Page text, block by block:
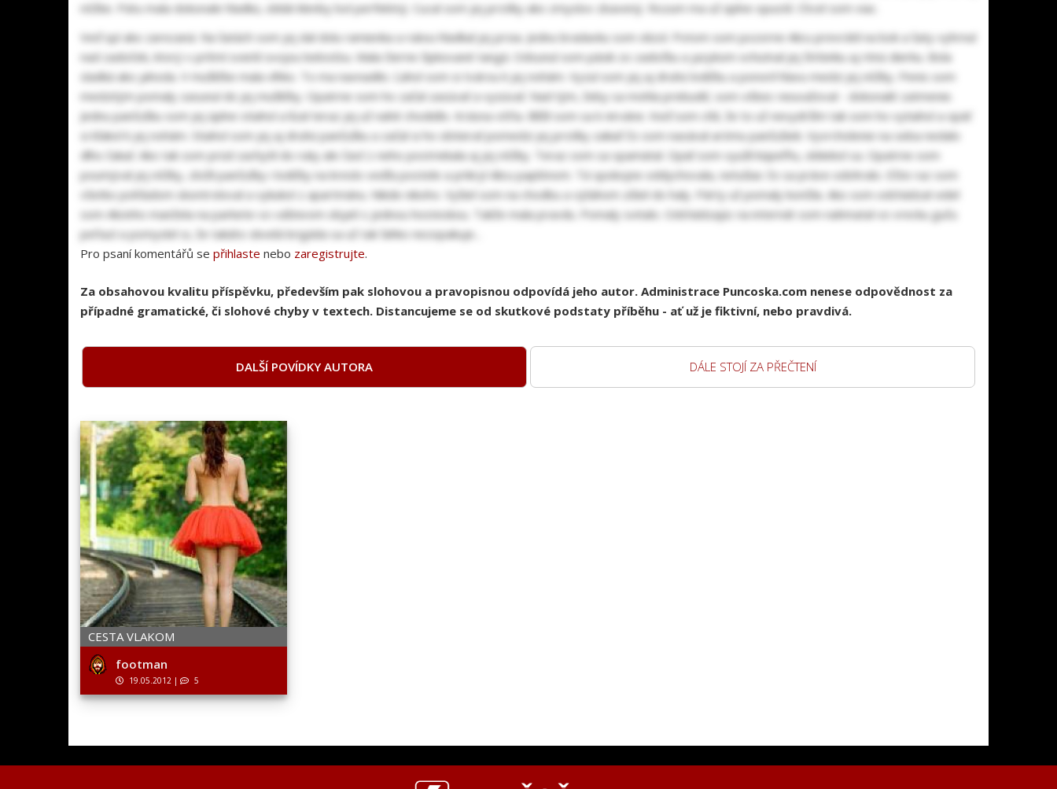
nôžke. Pätu mala dokonale hladkú, oblúk klenby bol perfektný. Cucal som jej prstíky ako zmyslov zbavený. Rozum ma už úplne opustil. Chcel som viac.
Veď spí ako zarezaná. Na šatách som jej dal dolu ramienka a rukou hladkal jej prsia. Jednu bradavku som olizol. Potom som pozorne Alicu prevrátil na bok a šaty vyhrnul
nad zadoček, ktorý v prítmí svietil svojou belosťou. Mala čierne čipkované tangá. Odsunul som pásik zo zadočku a jazykom ochutnal jej štrbinku aj ritnú dierku. Bola
sladká ako jahoda. V mušličke mala vlhko. To ma navnadilo. Ľahol som si tvárou k jej nohám. Vyzul som jej aj druhú lodičku a ponoril hlavu medzi jej nôžky. Penis som
medzitým pomaly zasunul do jej mušličky. Opatrne som ho začal zasúvať a vysúvať. Nad tým, žeby sa mohla prebudiť, som vôbec neuvažoval - dokonalé zatmenie.
Jednu pančušku som jej úplne stiahol a lízal teraz jej už nahé chodidlo. Krásna vôňa. Blížil som sa k nirváne. Keď som cítil, že to už nevydržím tak som ho vytiahol a opäť
si kľakol k jej nohám. Stiahol som jej aj druhú pančušku a začal si ho obtierať pomedzi jej prstíky zakiaľ čo som nasával arómu pančušiek. Vyvrcholenie na seba nedalo
dlho čakať. Ako tak som prúd zachytil do ruky ale časť z neho postriekala aj jej nôžky. Teraz som sa spamätal. Opäť som využil kúpeľňu, obliekol sa. Opatrne som
poumýval jej nôžky, zložil pančušky i lodičky na kreslo vedľa postele a prikryl Alicu paplónom. Tá spokojne oddychovala, netušiac čo sa práve odohralo. Ešte raz som
všetko pohľadom skontroloval a vykukol z apartmánu. Nikde nikoho. Vyšiel som na chodbu a výťahom zišiel do haly. Párty už pomaly končila. Ako som odchádzal videl
som Alicinho manžela na parkete vo vášnivom objatí s jednou hosteskou. Takže mala pravdu. Pomaly svitalo. Odchádzajúc na internát som nahmatal vo vrecku guču
peňazí a pomyslel si, že takáto skvelá brigáda sa už tak ľahko nezopakuje...
Pro psaní komentářů se přihlaste nebo zaregistrujte.
Za obsahovou kvalitu příspěvku, především pak slohovou a pravopisnou odpovídá jeho autor. Administrace Puncoska.com nenese odpovědnost za
případné gramatické, či slohové chyby v textech. Distancujeme se od skutkové podstaty příběhu - ať už je fiktivní, nebo pravdivá.
DALŠÍ POVÍDKY AUTORA DÁLE STOJÍ ZA PŘEČTENÍ
CESTA VLAKOM
footman
19.05.2012 | 5